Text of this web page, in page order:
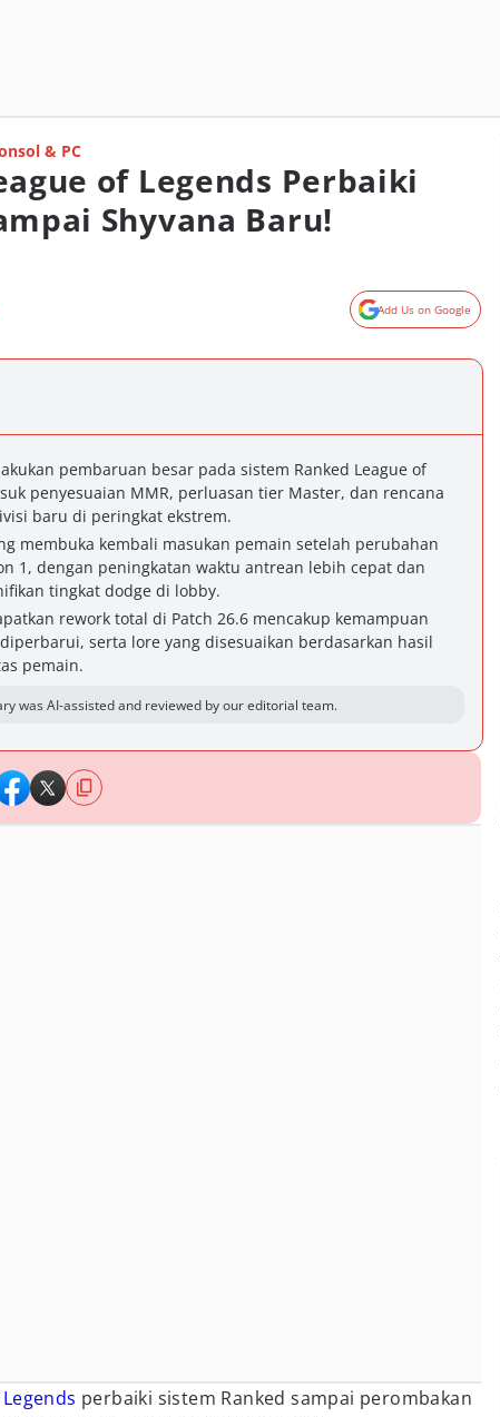
& PC
of Legends Perbaiki
Shyvana Baru!
Add Us on Google
pembaruan besar pada sistem Ranked League of
penyesuaian MMR, perluasan tier Master, dan rencana
baru di peringkat ekstrem.
membuka kembali masukan pemain setelah perubahan
1, dengan peningkatan waktu antrean lebih cepat dan
tingkat dodge di lobby.
rework total di Patch 26.6 mencakup kemampuan
serta lore yang disesuaikan berdasarkan hasil
pemain.
was AI-assisted and reviewed by our editorial team.
perbaiki sistem Ranked sampai perombakan